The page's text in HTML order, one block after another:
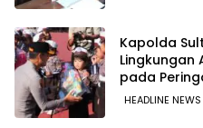
Kapolda
Lingkungan
pada
2026
HEADLINE NEWS